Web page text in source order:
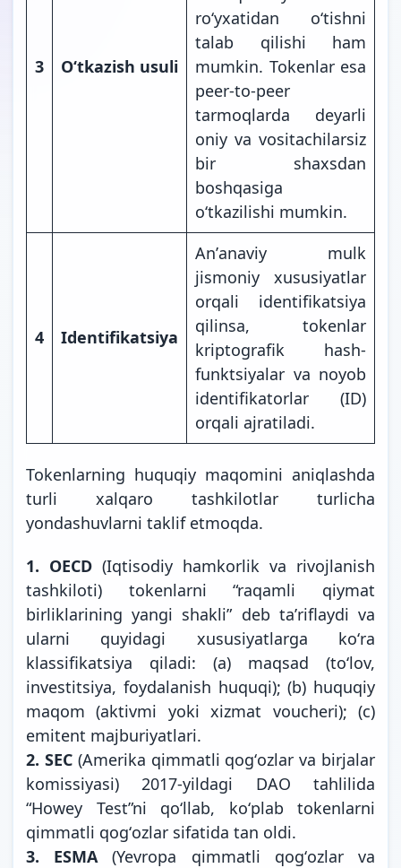
3 Oʻtkazish usuli
roʻyxatidan oʻtishni
talab qilishi ham
mumkin. Tokenlar esa
peer-to-peer
tarmoqlarda deyarli
oniy va vositachilarsiz
bir shaxsdan
boshqasiga
oʻtkazilishi mumkin.
4 Identifikatsiya
Anʼanaviy mulk
jismoniy xususiyatlar
orqali identifikatsiya
qilinsa, tokenlar
kriptografik hash-
funktsiyalar va noyob
identifikatorlar (ID)
orqali ajratiladi.
Tokenlarning huquqiy maqomini aniqlashda
turli xalqaro tashkilotlar turlicha
yondashuvlarni taklif etmoqda.
1. OECD (Iqtisodiy hamkorlik va rivojlanish
tashkiloti) tokenlarni “raqamli qiymat
birliklarining yangi shakli” deb taʼriflaydi va
ularni quyidagi xususiyatlarga koʻra
klassifikatsiya qiladi: (a) maqsad (toʻlov,
investitsiya, foydalanish huquqi); (b) huquqiy
maqom (aktivmi yoki xizmat voucheri); (c)
emitent majburiyatlari.
2. SEC (Amerika qimmatli qogʻozlar va birjalar
komissiyasi) 2017-yildagi DAO tahlilida
“Howey Test”ni qoʻllab, koʻplab tokenlarni
qimmatli qogʻozlar sifatida tan oldi.
3.
ESMA(Yevropa qimmatli qogʻozlar va